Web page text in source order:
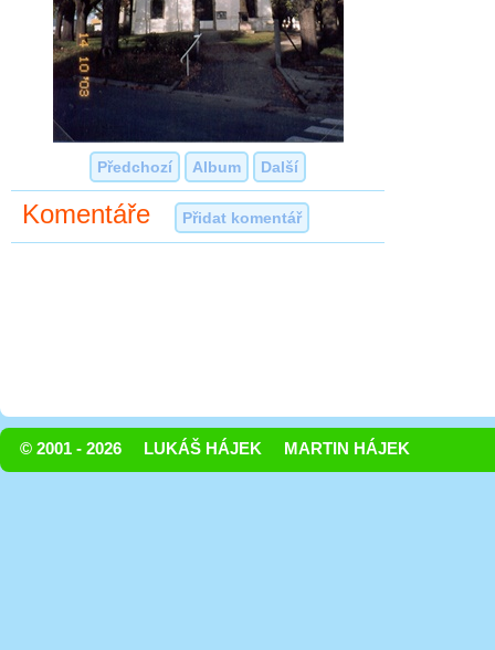
Předchozí Album Další
Komentáře Přidat komentář
© 2001 - 2026 LUKÁŠ HÁJEK MARTIN HÁJEK